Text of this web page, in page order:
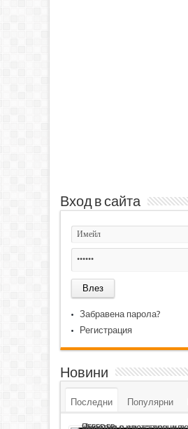
Вход в сайта
Забравена парола?
Регистрация
Новини
Последни Популярни